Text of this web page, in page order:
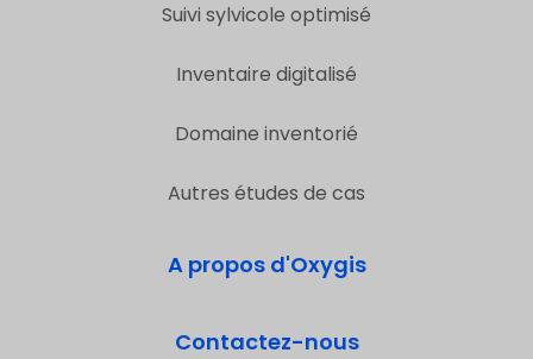
Suivi sylvicole optimisé
Inventaire digitalisé
Domaine inventorié
Autres études de cas
A propos d'Oxygis
Contactez-nous